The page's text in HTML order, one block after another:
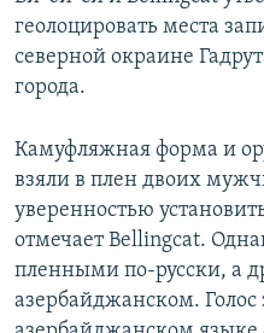
ы
д
у
и
й
с
л
а
й
д
у
ю
й
с
л
а
й
д
геолоцировать места
северной окраине
города.
Камуфляжная форма и
взяли в плен двоих
уверенностью
отмечает Bellingcat.
пленными по-русски, а
азербайджанском. Голос